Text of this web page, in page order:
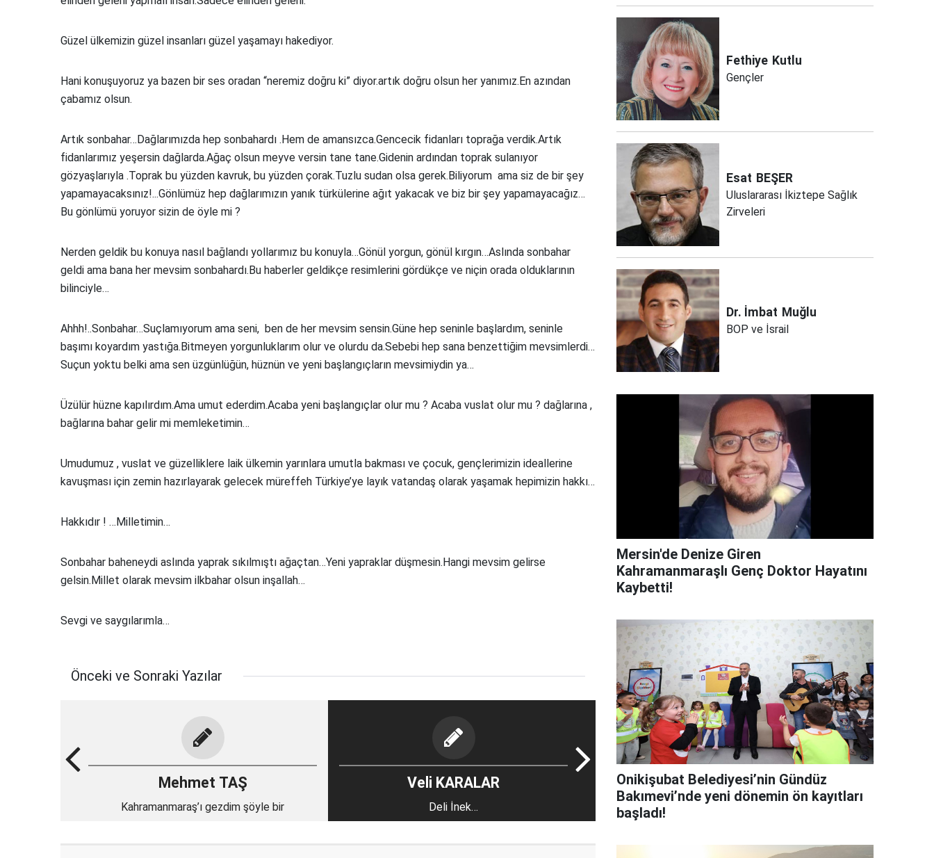
Güzel ülkemizin güzel insanları güzel yaşamayı hakediyor.
Hani konuşuyoruz ya bazen bir ses oradan “neremiz doğru ki” diyor.artık doğru olsun her yanımız.En azından
çabamız olsun.
Artık sonbahar…Dağlarımızda hep sonbahardı .Hem de amansızca.Gencecik fidanları toprağa verdik.Artık
fidanlarımız yeşersin dağlarda.Ağaç olsun meyve versin tane tane.Gidenin ardından toprak sulanıyor
gözyaşlarıyla .Toprak bu yüzden kavruk, bu yüzden çorak.Tuzlu sudan olsa gerek.Biliyorum ama siz de bir şey
yapamayacaksınız!...Gönlümüz hep dağlarımızın yanık türkülerine ağıt yakacak ve biz bir şey yapamayacağız…
Bu gönlümü yoruyor sizin de öyle mi ?
Nerden geldik bu konuya nasıl bağlandı yollarımız bu konuyla…Gönül yorgun, gönül kırgın…Aslında sonbahar
geldi ama bana her mevsim sonbahardı.Bu haberler geldikçe resimlerini gördükçe ve niçin orada olduklarının
bilinciyle…
Ahhh!..Sonbahar…Suçlamıyorum ama seni, ben de her mevsim sensin.Güne hep seninle başlardım, seninle
başımı koyardım yastığa.Bitmeyen yorgunluklarım olur ve olurdu da.Sebebi hep sana benzettiğim mevsimlerdi…
Suçun yoktu belki ama sen üzgünlüğün, hüznün ve yeni başlangıçların mevsimiydin ya…
Üzülür hüzne kapılırdım.Ama umut ederdim.Acaba yeni başlangıçlar olur mu ? Acaba vuslat olur mu ? dağlarına ,
bağlarına bahar gelir mi memleketimin…
Umudumuz , vuslat ve güzelliklere laik ülkemin yarınlara umutla bakması ve çocuk, gençlerimizin ideallerine
kavuşması için zemin hazırlayarak gelecek müreffeh Türkiye’ye layık vatandaş olarak yaşamak hepimizin hakkı…
Hakkıdır ! …Milletimin…
Sonbahar baheneydi aslında yaprak sıkılmıştı ağaçtan…Yeni yapraklar düşmesin.Hangi mevsim gelirse
gelsin.Millet olarak mevsim ilkbahar olsun inşallah…
Sevgi ve saygılarımla…
Önceki ve Sonraki Yazılar
Mehmet TAŞ
Kahramanmaraş’ı gezdim şöyle bir
Veli KARALAR
Deli İnek…
Fethiye Kutlu
Gençler
Esat BEŞER
Uluslararası İkiztepe Sağlık
Zirveleri
Dr. İmbat Muğlu
BOP ve İsrail
Mersin'de Denize Giren
Kahramanmaraşlı Genç Doktor Hayatını
Kaybetti!
Onikişubat Belediyesi’nin Gündüz
Bakımevi’nde yeni dönemin ön kayıtları
başladı!